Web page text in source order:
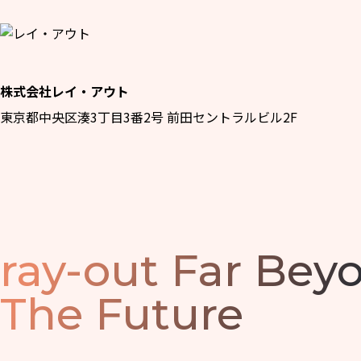
株式会社レイ・アウト
東京都中央区湊3丁目3番2号 前田セントラルビル2F
ray-out Far
The Future